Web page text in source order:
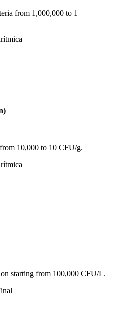
from 1,000,000 to 1
10,000 to 10 CFU/g.
starting from 100,000 CFU/L.